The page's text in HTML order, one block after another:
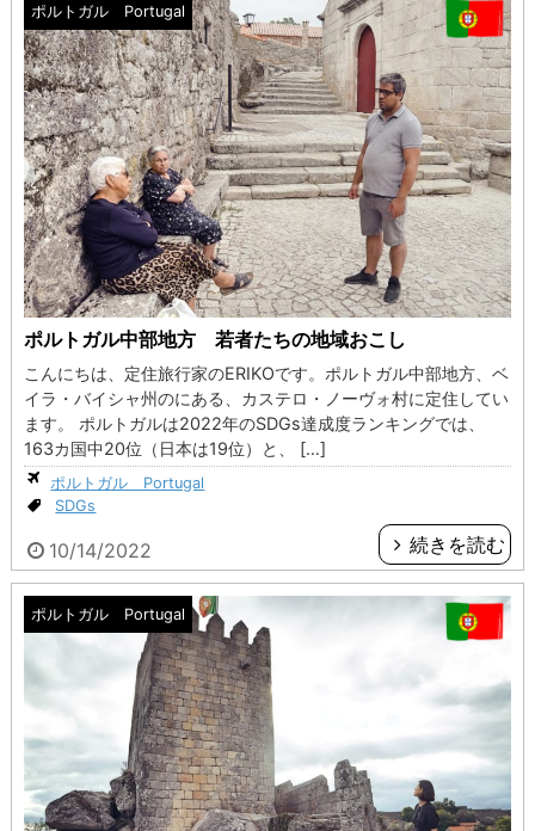
ポルトガル Portugal
ポルトガル中部地方 若者たちの地域おこし
こんにちは、定住旅行家のERIKOです。ポルトガル中部地方、ベ
イラ・バイシャ州のにある、カステロ・ノーヴォ村に定住してい
ます。 ポルトガルは2022年のSDGs達成度ランキングでは、
163カ国中20位（日本は19位）と、 […]
ポルトガル Portugal
SDGs
10/14/2022 続きを読む
ポルトガル Portugal